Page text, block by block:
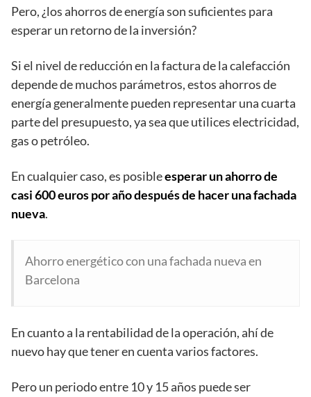
Pero, ¿los ahorros de energía son suficientes para
esperar un retorno de la inversión?
Si el nivel de reducción en la factura de la calefacción
depende de muchos parámetros, estos ahorros de
energía generalmente pueden representar una cuarta
parte del presupuesto, ya sea que utilices electricidad,
gas o petróleo.
En cualquier caso, es posibleesperar un ahorro de
casi 600 euros por año después de hacer una fachada
nueva.
Ahorro energético con una fachada nueva en
Barcelona
En cuanto a la rentabilidad de la operación, ahí de
nuevo hay que tener en cuenta varios factores.
Pero un periodo entre 10 y 15 años puede ser